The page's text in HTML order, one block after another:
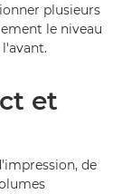
plusieurs
le niveau
et
de